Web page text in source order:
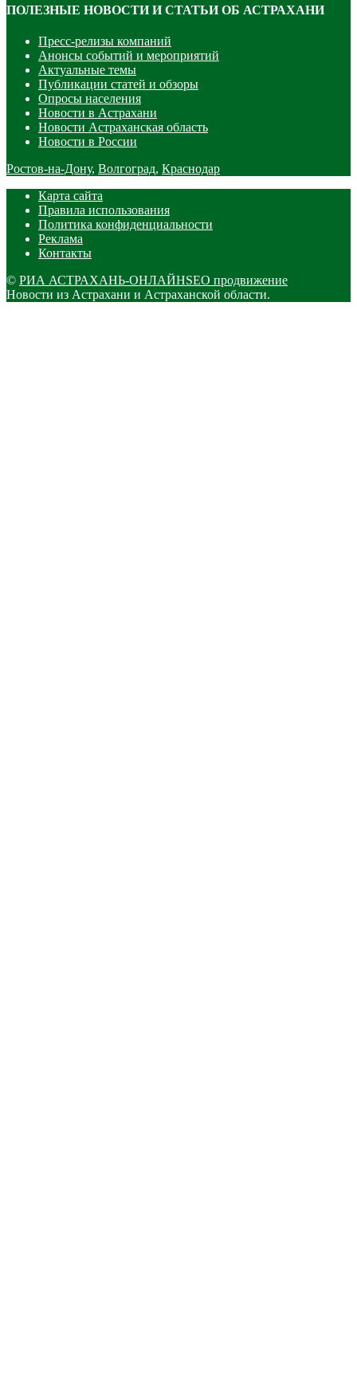
ПОЛЕЗНЫЕ НОВОСТИ И СТАТЬИ ОБ АСТРАХАНИ
Пресс-релизы компаний
Анонсы событий и мероприятий
Актуальные темы
Публикации статей и обзоры
Опросы населения
Новости в Астрахани
Новости Астраханская область
Новости в России
Ростов-на-Дону, Волгоград, Краснодар
Карта сайта
Правила использования
Политика конфиденциальности
Реклама
Контакты
© РИА АСТРАХАНЬ-ОНЛАЙНSEO продвижение
Новости из Астрахани и Астраханской области.